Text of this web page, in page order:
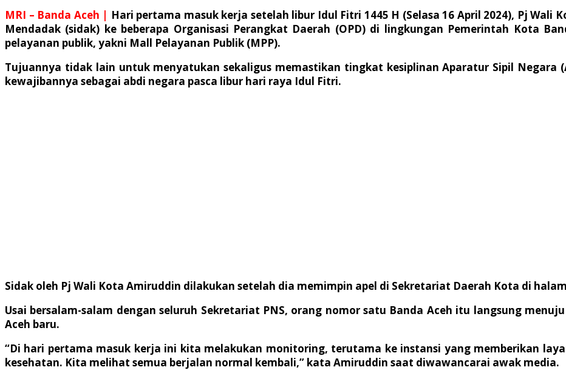
MRI – Banda Aceh | Hari pertama masuk kerja setelah libur Idul Fitri 1445 H (Selasa 16 April 2024), Pj Wali
Mendadak (sidak) ke beberapa Organisasi Perangkat Daerah (OPD) di lingkungan Pemerintah Kota
pelayanan publik, yakni Mall Pelayanan Publik (MPP).
Tujuannya tidak lain untuk menyatukan sekaligus memastikan tingkat kesiplinan Aparatur Sipil Negara
kewajibannya sebagai abdi negara pasca libur hari raya Idul Fitri.
Sidak oleh Pj Wali Kota Amiruddin dilakukan setelah dia memimpin apel di Sekretariat Daerah Kota di
Usai bersalam-salam dengan seluruh Sekretariat PNS, orang nomor satu Banda Aceh itu langsung
Aceh baru.
“Di hari pertama masuk kerja ini kita melakukan monitoring, terutama ke instansi yang memberikan
kesehatan. Kita melihat semua berjalan normal kembali,” kata Amiruddin saat diwawancarai awak media.